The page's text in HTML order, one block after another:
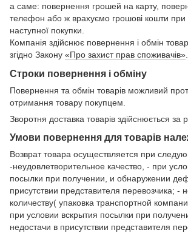
а саме: повернення грошей на карту,
телефон або ж врахуємо грошові кошти
наступної покупки.
Компанія здійснює повернення і обмін
згідно Закону «Про захист прав споживачів»
Строки повернення і обміну
Повернення та обмін товарів можливий
отримання товару покупцем.
Зворотня доставка товарів здійснюється за
Умови повернення для товарів
Возврат товара осуществляется при
-неудовлетворительное качество, - при
посылки при получении, и обнаружении
присутствии представителя перевозчика; -
количеству( упаковка транспортной
при условии вскрытия посылки при
недостачи в присутствии представителя